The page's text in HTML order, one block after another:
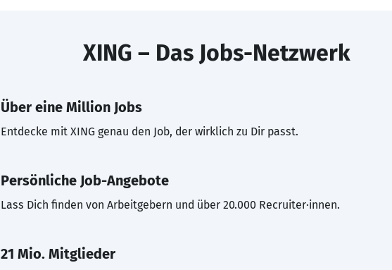
XING – Das Jobs-Netzwerk
Über eine Million Jobs
Entdecke mit XING genau den Job, der wirklich zu Dir passt.
Persönliche Job-Angebote
Lass Dich finden von Arbeitgebern und über 20.000 Recruiter·innen.
21 Mio. Mitglieder